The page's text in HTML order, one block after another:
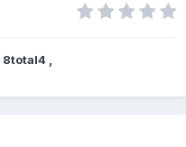
8total4